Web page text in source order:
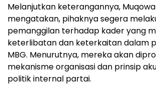
Melanjutkan keterangannya,
mengatakan, pihaknya segera
pemanggilan terhadap kader yang
keterlibatan dan keterkaitan dalam
MBG. Menurutnya, mereka akan
mekanisme organisasi dan prinsip
politik internal partai.